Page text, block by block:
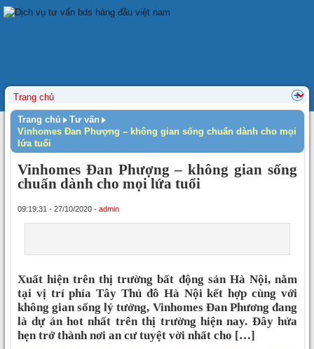
Trang chủ
Tư vấn
Vinhomes Đan Phượng – không gian sống chuẩn dành cho mọi
lứa tuổi
Vinhomes Đan Phượng – không gian sống
chuẩn dành cho mọi lứa tuổi
09:19:31 - 27/10/2020 - admin
Xuất hiện trên thị trường bất động sản Hà Nội, nằm
tại vị trí phía Tây Thủ đô Hà Nội kết hợp cùng với
không gian sống lý tưởng, Vinhomes Đan Phương đang
là dự án hot nhất trên thị trường hiện nay. Đây hứa
hẹn trở thành nơi an cư tuyệt vời nhất cho […]